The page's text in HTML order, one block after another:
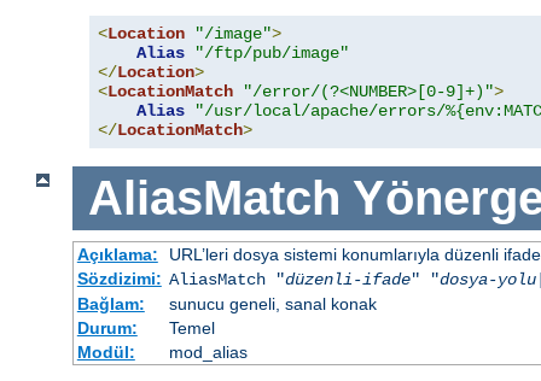
<Location "/image">
Alias
"/ftp/pub/image"
</Location>
<LocationMatch "/error/(?<NUMBER>[0-9]+)">
Alias
"/usr/local/apache/errors/
</LocationMatch>
AliasMatch
Açıklama:
URL’leri dosya sistemi konumlarıyla düzenli
Sözdizimi: AliasMatch "düzenli-ifade" "dosya-yolu
Bağlam:
sunucu geneli, sanal konak
Durum:
Temel
Modül:
mod_alias